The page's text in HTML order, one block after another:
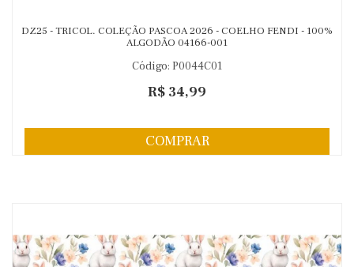
DZ25 - TRICOL. COLEÇÃO PASCOA 2026 - COELHO FENDI - 100%
ALGODÃO 04166-001
Código: P0044C01
R$ 34,99
COMPRAR